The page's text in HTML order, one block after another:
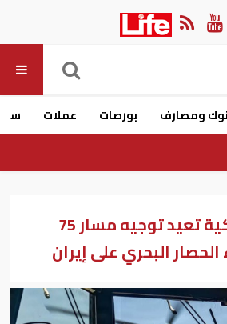
ومصارف بورصات عملات
القوات الأمريكية تعيد توجيه مسار 75
البحري على إيران